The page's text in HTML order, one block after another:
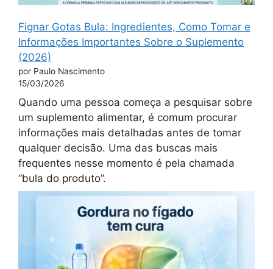
Fignar Gotas Bula: Ingredientes, Como Tomar e
Informações Importantes Sobre o Suplemento
(2026)
por Paulo Nascimento
15/03/2026
Quando uma pessoa começa a pesquisar sobre
um suplemento alimentar, é comum procurar
informações mais detalhadas antes de tomar
qualquer decisão. Uma das buscas mais
frequentes nesse momento é pela chamada
“bula do produto”.